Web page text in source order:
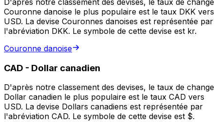
D'après notre classement des devises, le taux de change
Couronne danoise le plus populaire est le taux DKK vers
USD. La devise Couronnes danoises est représentée par
l'abréviation DKK. Le symbole de cette devise est kr.
Couronne danoise
CAD - Dollar canadien
D'après notre classement des devises, le taux de change
Dollar canadien le plus populaire est le taux CAD vers
USD. La devise Dollars canadiens est représentée par
l'abréviation CAD. Le symbole de cette devise est $.